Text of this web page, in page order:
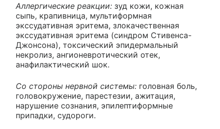
Аллергические реакции: зуд кожи, кожная
сыпь, крапивница, мультиформная
экссудативная эритема, злокачественная
экссудативная эритема (синдром Стивенса-
Джонсона), токсический эпидермальный
некролиз, ангионевротический отек,
анафилактический шок.
Со стороны нервной системы: головная боль,
головокружение, парестезии, ажитация,
нарушение сознания, эпилептиформные
припадки, судороги.